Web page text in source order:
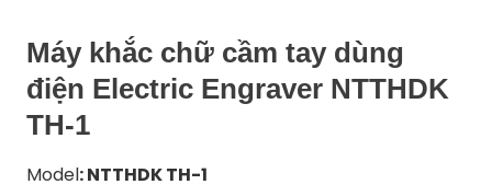
Máy khắc chữ cầm tay dùng
điện Electric Engraver NTTHDK
TH-1
Model: NTTHDK TH-1